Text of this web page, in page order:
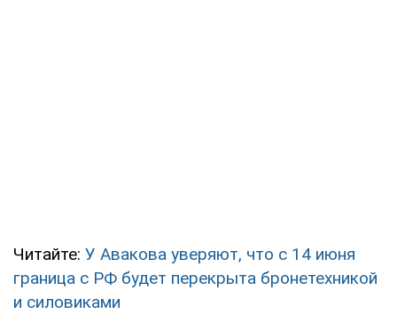
Читайте: У Авакова уверяют, что с 14 июня
граница с РФ будет перекрыта бронетехникой
и силовиками